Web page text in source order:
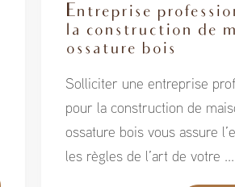
Entreprise
la construction de
ossature bois
Solliciter une entreprise
pour la construction de
ossature bois vous assure
les règles de l’art de votre ...